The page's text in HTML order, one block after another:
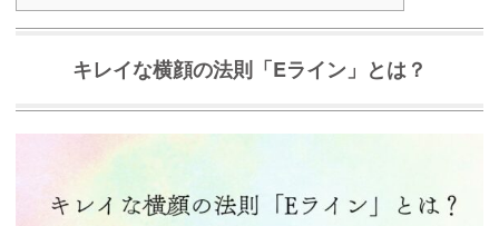
キレイな横顔の法則「Eライン」とは？